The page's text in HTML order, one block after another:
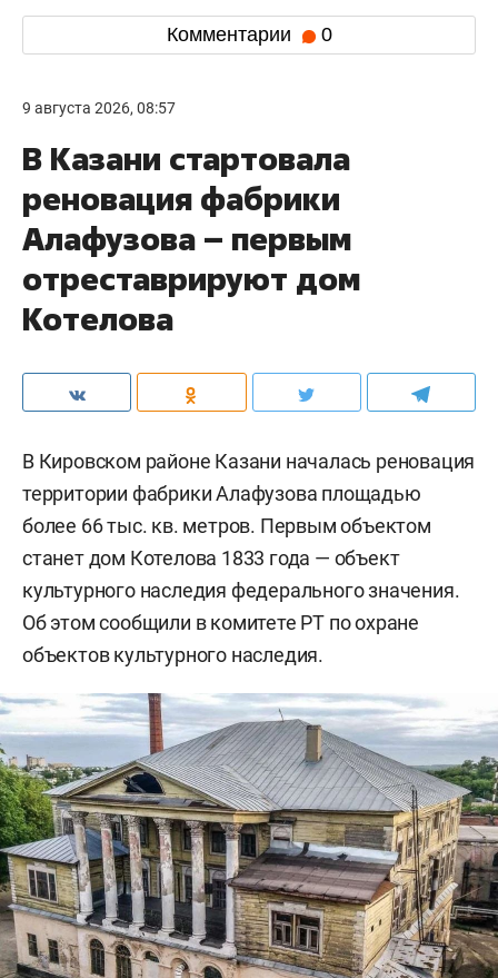
Комментарии 0
9 августа 2026, 08:57
В Казани стартовала
реновация фабрики
Алафузова – первым
отреставрируют дом
Котелова
В Кировском районе Казани началась реновация
территории фабрики Алафузова площадью
более 66 тыс. кв. метров. Первым объектом
станет дом Котелова 1833 года — объект
культурного наследия федерального значения.
Об этом сообщили в комитете РТ по охране
объектов культурного наследия.